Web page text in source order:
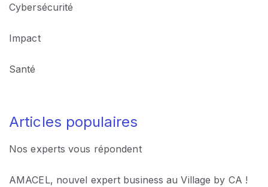
Cybersécurité
Impact
Santé
Nos experts vous répondent
AMACEL, nouvel expert business au Village by CA !